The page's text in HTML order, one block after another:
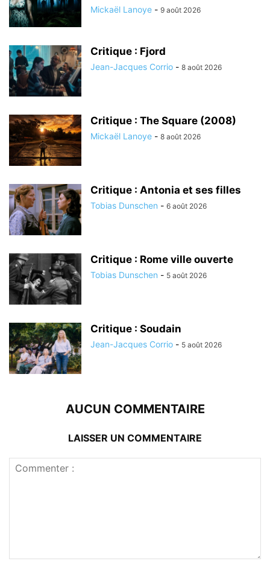
Mickaël Lanoye - 9 août 2026
Critique : Fjord
Jean-Jacques Corrio - 8 août 2026
Critique : The Square (2008)
Mickaël Lanoye - 8 août 2026
Critique : Antonia et ses filles
Tobias Dunschen - 6 août 2026
Critique : Rome ville ouverte
Tobias Dunschen - 5 août 2026
Critique : Soudain
Jean-Jacques Corrio - 5 août 2026
AUCUN COMMENTAIRE
LAISSER UN COMMENTAIRE